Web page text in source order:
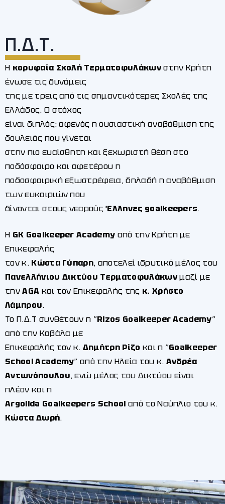
Π.Δ.Τ.
Η κορυφαία Σχολή Τερματοφυλάκωνστην Κρήτη
ένωσε τις δυνάμεις
της με τρεις από τις σημαντικότερες Σχολές της
Ελλάδος. Ο στόχος
είναι διπλός: αφενός η ουσιαστική αναβάθμιση της
δουλειάς που γίνεται
στην πιο ευαίσθητη και ξεχωριστή θέση στο
ποδόσφαιρο και αφετέρου η
ποδοσφαιρική εξωστρέφεια, δηλαδή η αναβάθμιση
των ευκαιριών που
δίνονται στους νεαρούςΈλληνες goalkeepers.
Η GK GoalkeeperAcademy από την Κρήτη με
Επικεφαλής
τον κ. Κώστα Γύπαρη, αποτελεί ιδρυτικό μέλος του
Πανελλήνιου Δικτύου Τερματοφυλάκωνμαζί με
τηνAGA και τον Επικεφαλής της κ. Χρήστο
Λάμπρου.
Το Π.Δ.Τ συνθέτουν η ”Rizos Goalkeeper Academy”
από την Καβάλα με
Επικεφαλής τον κ. Δημήτρη Ρίζο και η ”Goalkeeper
School Academy” από την Ηλεία του κ. Ανδρέα
Αντωνόπουλου, ενώ μέλος του Δικτύου είναι
πλέον και η
Argolida Goalkeepers School από το Ναύπλιο του κ.
Κώστα Δωρή.